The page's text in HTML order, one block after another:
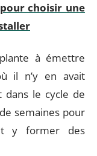
choisir une
à émettre
il n’y en avait
dans le cycle de
semaines pour
y former des